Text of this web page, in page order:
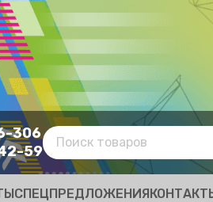
306
59
СПЕЦПРЕДЛОЖЕНИЯ